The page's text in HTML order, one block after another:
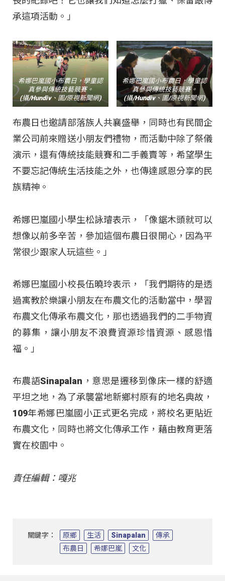
承這項活動。」
希娜巴嵐國小布農日，學童認
真參與傳統技藝競賽。
(攝/Hundiv、圖/原視新聞網)
希娜巴嵐國小布農日，學童認
真參與傳統技藝競賽。
(攝/Hundiv、圖/原視新聞網)
布農日也邀請部落族人共襄盛舉，同時也有民間企
業公司前來贈送小朋友們禮物，而活動中除了祭儀
演示，還有傳統技能競賽和二手義賣等，希望學生
不要忘記傳統生活技能之外，也傳達感恩分享的民
族精神。
希娜巴嵐國小學生松詠璿表示，「像鋸木頭就可以
想像以前多辛苦，參加這個布農日很開心，因為平
常很少跟家人玩這些。」
希娜巴嵐國小校長伍曉玲表示，「我們期待的是透
過寓教於樂讓小朋友在布農文化的活動當中，學習
布農文化傳承布農文化，那也透過我們的二手物資
的募集，讓小朋友不浪費資源珍惜資源、感恩惜
福。」
布農語Sinapalan，意思是遷移到像床一樣的舒適
平坦之地，為了承襲當地新鄉村原有的地名典故，
109年希娜巴嵐國小正式更名完成，將校名更貼近
布農文化，同時也將文化傳承工作，藉由教育更落
實在校園中。
責任編輯：嘎兆
關鍵字： 原鄉 生活 Sinapalan
傳承
布農日
希娜巴嵐 文化